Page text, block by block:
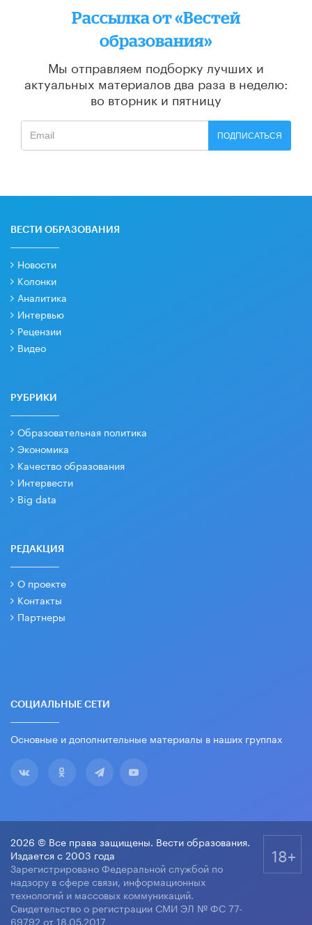
Рассылка от «Вестей
образования»
Мы отправляем подборку лучших и
актуальных материалов два раза в неделю:
во вторник и пятницу
ПОДПИСАТЬСЯ
ВЕСТИ ОБРАЗОВАНИЯ
Новости
Колонки
Аналитика
Интервью
Рецензии
Видео
РУБРИКИ
Образовательная политика
Экономика
Качество образования
Интервести
Big data
РЕДАКЦИЯ
О проекте
Контакты
Партнеры
СОЦИАЛЬНЫЕ СЕТИ
Основные и дополнительные материалы в наших группах
2026 © Все права защищены. Вести образования.
Издается с 2003 года
Зарегистрировано Федеральной службой по
надзору в сфере связи, информационных
технологий и массовых коммуникаций.
Свидетельство о регистрации СМИ ЭЛ № ФС 77-
69792 от 18.05.2017
18+